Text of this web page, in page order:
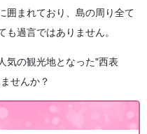
囲まれており、島の周り全て
過言ではありません。
気の観光地となった"西表
せんか？